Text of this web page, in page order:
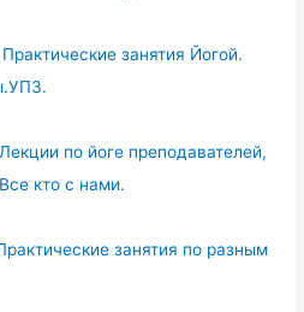
занятия Йогой.
по йоге преподавателей,
кто с нами.
занятия по разным